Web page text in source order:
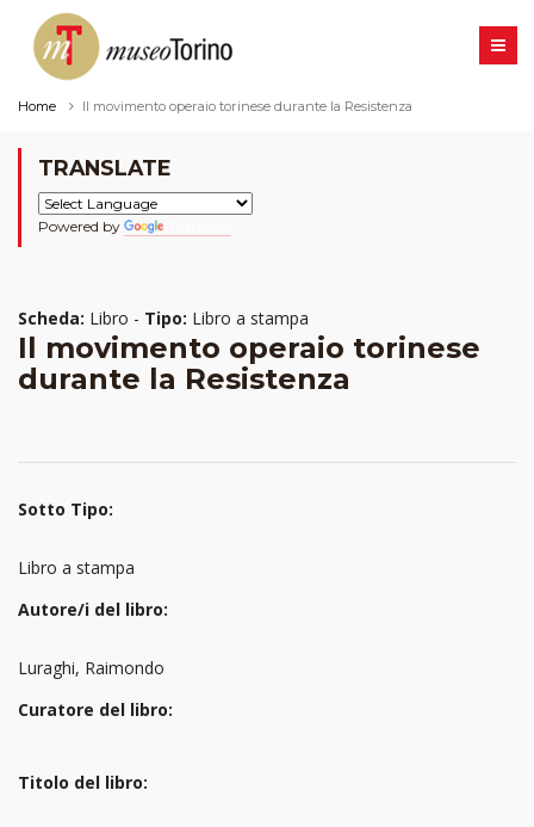
Home Il movimento operaio torinese durante la Resistenza
TRANSLATE
Powered by
Scheda: Libro - Tipo: Libro a stampa
Il movimento operaio torinese
durante la Resistenza
Sotto Tipo:
Libro a stampa
Autore/i del libro:
Luraghi, Raimondo
Curatore del libro:
Titolo del libro: